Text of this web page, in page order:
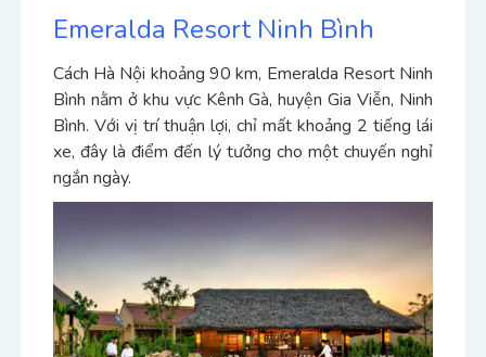
Emeralda Resort Ninh Bình
Cách Hà Nội khoảng 90 km, Emeralda Resort Ninh
Bình nằm ở khu vực Kênh Gà, huyện Gia Viễn, Ninh
Bình. Với vị trí thuận lợi, chỉ mất khoảng 2 tiếng lái
xe, đây là điểm đến lý tưởng cho một chuyến nghỉ
ngắn ngày.